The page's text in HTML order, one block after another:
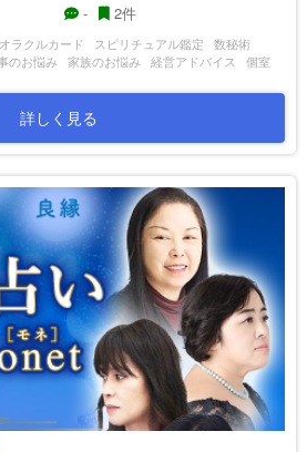
- 2件
オラクルカード スピリチュアル鑑定
数秘術
のお悩み 家族のお悩み 経営アドバイス
個室
詳しく見る